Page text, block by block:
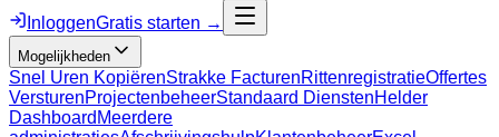
InloggenGratis starten →
Mogelijkheden
Snel Uren KopiërenStrakke FacturenRittenregistratieOffertes
VersturenProjectenbeheerStandaard DienstenHelder
Dashboard Meerdere